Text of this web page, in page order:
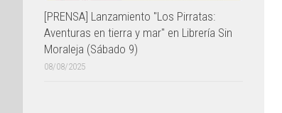
[PRENSA] Lanzamiento "Los Pirratas:
Aventuras en tierra y mar" en Librería Sin
Moraleja (Sábado 9)
08/08/2025